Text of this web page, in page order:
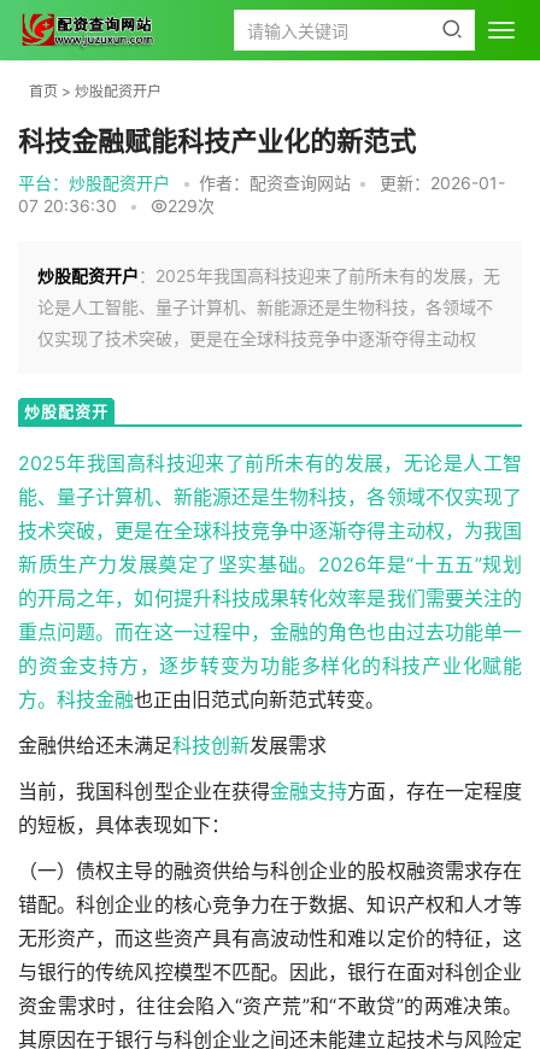
首页 > 炒股配资开户
科技金融赋能科技产业化的新范式
平台：炒股配资开户 • 作者：配资查询网站 •
更新：2026-01-
07 20:36:30
• 229次
炒股配资开户：2025年我国高科技迎来了前所未有的发展，无
论是人工智能、量子计算机、新能源还是生物科技，各领域不
仅实现了技术突破，更是在全球科技竞争中逐渐夺得主动权
炒股配资开
2025年我国高科技迎来了前所未有的发展，无论是人工智
能、量子计算机、新能源还是生物科技，各领域不仅实现了
技术突破，更是在全球科技竞争中逐渐夺得主动权，为我国
新质生产力发展奠定了坚实基础。2026年是“十五五”规划
的开局之年，如何提升科技成果转化效率是我们需要关注的
重点问题。而在这一过程中，金融的角色也由过去功能单一
的资金支持方，逐步转变为功能多样化的科技产业化赋能
方。 科技金融也正由旧范式向新范式转变。
金融供给还未满足科技创新发展需求
当前，我国科创型企业在获得金融支持方面，存在一定程度
的短板，具体表现如下：
（一）债权主导的融资供给与科创企业的股权融资需求存在
错配。科创企业的核心竞争力在于数据、知识产权和人才等
无形资产，而这些资产具有高波动性和难以定价的特征，这
与银行的传统风控模型不匹配。因此，银行在面对科创企业
资金需求时，往往会陷入“资产荒”和“不敢贷”的两难决策。
其原因在于银行与科创企业之间还未能建立起技术与风险定